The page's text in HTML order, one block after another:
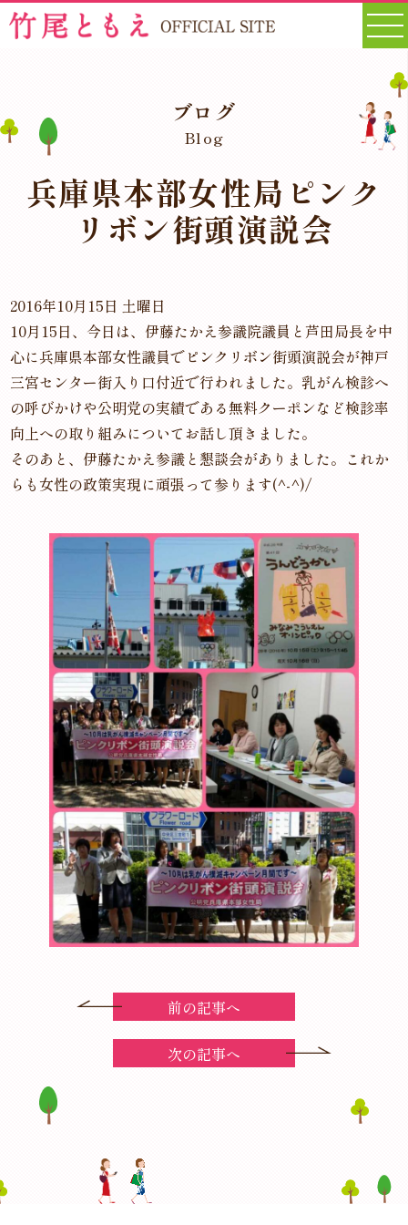
ブログ
Blog
兵庫県本部女性局ピンク
リボン街頭演説会
2016年10月15日 土曜日
10月15日、今日は、伊藤たかえ参議院議員と芦田局長を中
心に兵庫県本部女性議員でピンクリボン街頭演説会が神戸
三宮センター街入り口付近で行われました。乳がん検診へ
の呼びかけや公明党の実績である無料クーポンなど検診率
向上への取り組みについてお話し頂きました。
そのあと、伊藤たかえ参議と懇談会がありました。これか
らも女性の政策実現に頑張って参ります(^-^)/
前の記事へ
次の記事へ